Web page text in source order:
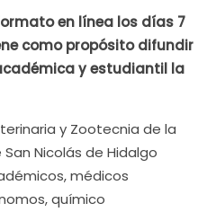
en línea los días 7
como propósito difundir
y estudiantil la
y Zootecnia de la
Nicolás de Hidalgo
médicos
químico